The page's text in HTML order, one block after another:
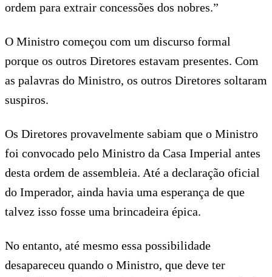
ordem para extrair concessões dos nobres.”
O Ministro começou com um discurso formal
porque os outros Diretores estavam presentes. Com
as palavras do Ministro, os outros Diretores soltaram
suspiros.
Os Diretores provavelmente sabiam que o Ministro
foi convocado pelo Ministro da Casa Imperial antes
desta ordem de assembleia. Até a declaração oficial
do Imperador, ainda havia uma esperança de que
talvez isso fosse uma brincadeira épica.
No entanto, até mesmo essa possibilidade
desapareceu quando o Ministro, que deve ter